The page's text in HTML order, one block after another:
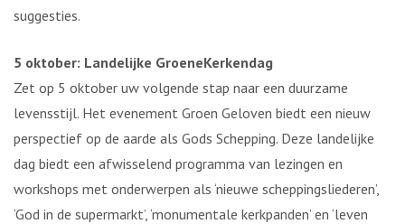
suggesties.
5 oktober: Landelijke GroeneKerkendag
Zet op 5 oktober uw volgende stap naar een duurzame
levensstijl. Het evenement Groen Geloven biedt een nieuw
perspectief op de aarde als Gods Schepping. Deze landelijke
dag biedt een afwisselend programma van lezingen en
workshops met onderwerpen als ‘nieuwe scheppingsliederen’,
‘God in de supermarkt’, ‘monumentale kerkpanden’ en ‘leven